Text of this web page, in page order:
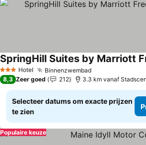
3 SterrenHotel Binnenzwembad
8,3 Zeer goed 212 3.3 km vanaf
Selecteer datums om exacte prijzen
te zien
Populaire keuze